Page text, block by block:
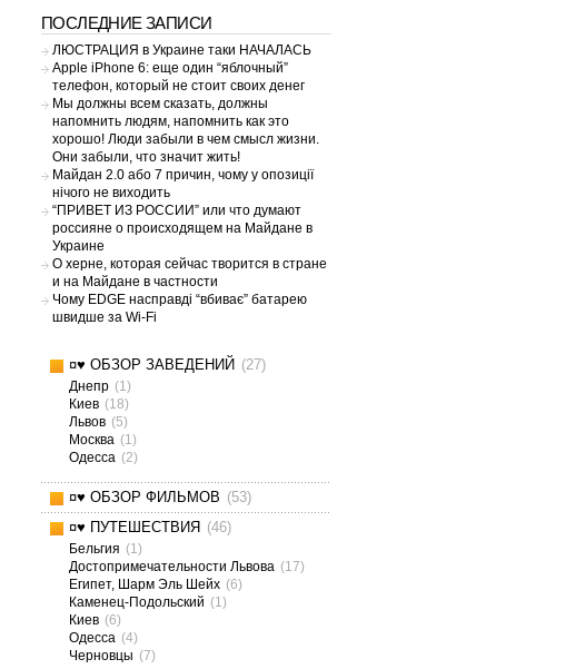
ПОСЛЕДНИЕ ЗАПИСИ
ЛЮСТРАЦИЯ в Украине таки НАЧАЛАСЬ
Apple iPhone 6: еще один “яблочный”
телефон, который не стоит своих денег
Мы должны всем сказать, должны
напомнить людям, напомнить как это
хорошо! Люди забыли в чем смысл жизни.
Они забыли, что значит жить!
Майдан 2.0 або 7 причин, чому у опозиції
нічого не виходить
“ПРИВЕТ ИЗ РОССИИ” или что думают
россияне о происходящем на Майдане в
Украине
О херне, которая сейчас творится в стране
и на Майдане в частности
Чому EDGE насправді “вбиває” батарею
швидше за Wi-Fi
¤♥ ОБЗОР ЗАВЕДЕНИЙ (27)
Днепр (1)
Киев (18)
Львов (5)
Москва (1)
Одесса (2)
¤♥ ОБЗОР ФИЛЬМОВ (53)
¤♥ ПУТЕШЕСТВИЯ (46)
Бельгия (1)
Достопримечательности Львова (17)
Египет, Шарм Эль Шейх (6)
Каменец-Подольский (1)
Киев (6)
Одесса (4)
Черновцы (7)